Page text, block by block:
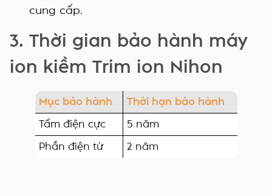
cung cấp.
3. Thời gian bảo hành máy
ion kiềm Trim ion Nihon
Mục bảo hành Thời hạn bảo hành
Tấm điện cực 5 năm
Phần điện từ 2 năm